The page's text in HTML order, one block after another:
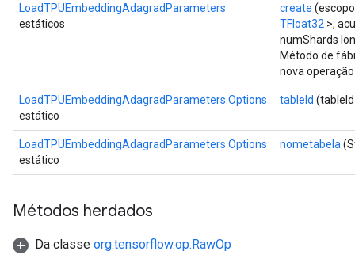
LoadTPUEmbeddingAdagradParameters
estáticos
create
TFloat32 >,
numShards
Método de
nova
LoadTPUEmbeddingAdagradParameters.Options
estático
tableId
LoadTPUEmbeddingAdagradParameters.Options
estático
nometabela
Métodos herdados
Da classe org.tensorflow.op.RawOp